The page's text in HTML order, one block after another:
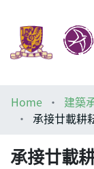
Help
Home
建築
承接廿載耕
承接廿載